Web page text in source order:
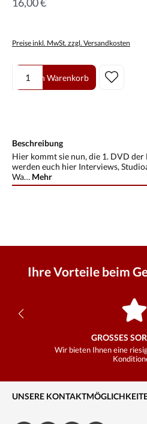
Preise inkl. MwSt. zzgl. Versandkosten
Produkt Anzahl: Gib den
In den Warenkorb
Beschreibung
Hier kommt sie nun, die 1. DVD der
werden euch hier Interviews,
Wa… Mehr
Ihre Vorteile beim
GROSSES
Wir bieten Ihnen eine
UNSERE